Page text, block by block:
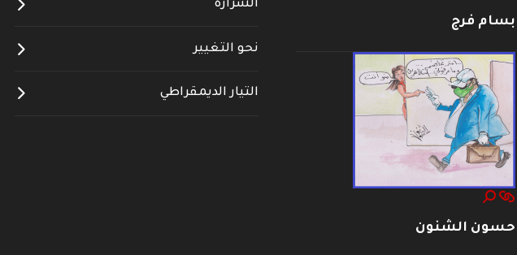
بسام فرج
حسون الشنون
الشرارة
نحو التغيير
التيار الديمقراطي